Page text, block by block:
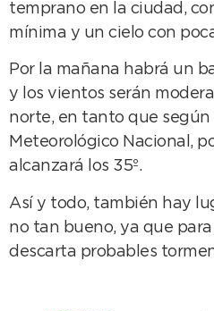
temprano en la ciudad,
mínima y un cielo con
Por la mañana habrá un
y los vientos serán
norte, en tanto que según
Meteorológico Nacional,
alcanzará los 35º.
Así y todo, también hay
no tan bueno, ya que
descarta probables